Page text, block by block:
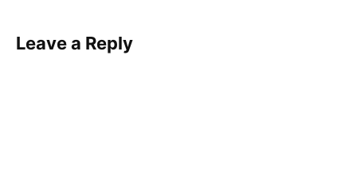
Leave a Reply